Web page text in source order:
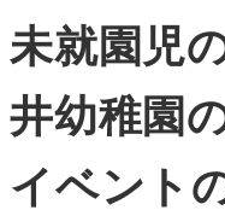
未就園児
井幼稚園
イベント